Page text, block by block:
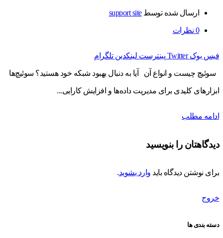
ارسال شده توسطsupport site
0 نظرات
فیس بوک Twitter پینترست لینکدین تلگرام
سوئیچ چیست و انواع آن آیا به دنبال بهبود شبکه خود هستید؟ سوئیچ‌ها
ابزارهای کلیدی برای مدیریت داده‌ها و افزایش کارایی...
ادامه مطلب
دیدگاهتان را بنویسید
برای نوشتن دیدگاه باید وارد بشوید.
خروج
دسته بندی ها